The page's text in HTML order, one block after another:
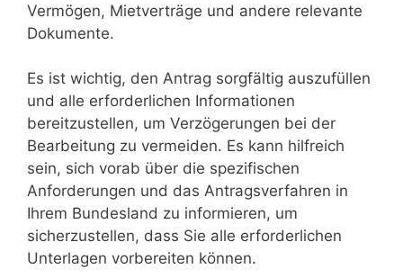
Vermögen, Mietverträge und andere relevante
Dokumente.
Es ist wichtig, den Antrag sorgfältig auszufüllen
und alle erforderlichen Informationen
bereitzustellen, um Verzögerungen bei der
Bearbeitung zu vermeiden. Es kann hilfreich
sein, sich vorab über die spezifischen
Anforderungen und das Antragsverfahren in
Ihrem Bundesland zu informieren, um
sicherzustellen, dass Sie alle erforderlichen
Unterlagen vorbereiten können.